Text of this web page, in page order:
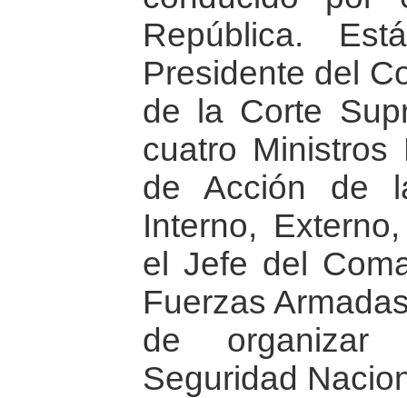
República.
Presidente del
de la Corte
cuatro Ministros
de Acción de
Interno,
el Jefe del
Fuerzas
de
Seguridad